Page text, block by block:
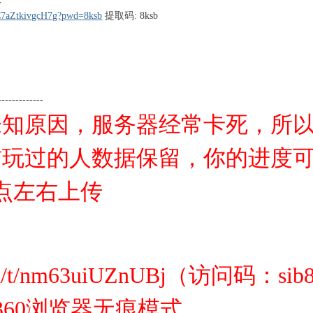
提取码: 8ksb
原因，服务器经常卡死，所
过的人数据保留，你的进度
左右上传
t/nm63uiUZnUBj（访问码：